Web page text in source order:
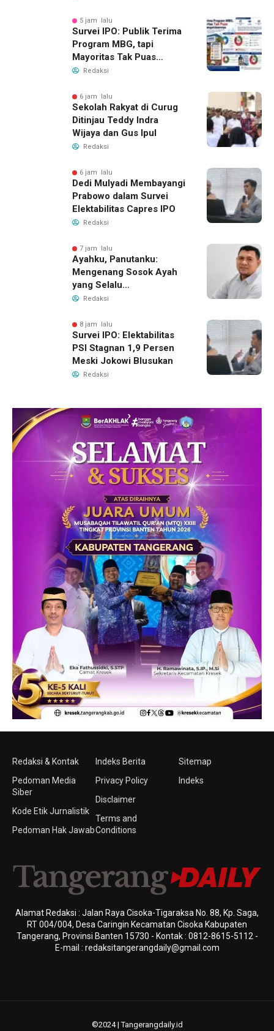
5 jam lalu
Survei IPO: Publik Terima
Program MBG, tapi
Mayoritas Tak Puas
dengan Pengelolaannya
Redaksi
6 jam lalu
Sekolah Rakyat di Curug
Ditinjau Teddy Indra
Wijaya dan Gus Ipul
Redaksi
6 jam lalu
Dedi Mulyadi Membayangi
Prabowo dalam Survei
Elektabilitas Capres IPO
Redaksi
7 jam lalu
Ayahku, Panutanku:
Mengenang Sosok Ayah
yang Selalu
Membersamaiku
Redaksi
8 jam lalu
Survei IPO: Elektabilitas
PSI Stagnan 1,9 Persen
Meski Jokowi Blusukan
Redaksi
Redaksi & Kontak
Pedoman Media
Siber
Kode Etik Jurnalistik
Pedoman Hak Jawab
Indeks Berita
Privacy Policy
Disclaimer
Terms and
Conditions
Sitemap
Indeks
Alamat Redaksi : Jalan Raya Cisoka-Tigaraksa No. 88, Kp. Saga,
RT 004/004, Desa Caringin Kecamatan Cisoka Kabupaten
Tangerang, Provinsi Banten 15730 - Kontak : 0812-8615-5112 -
E-mail : redaksitangerangdaily@gmail.com
©2024 | Tangerangdaily.id